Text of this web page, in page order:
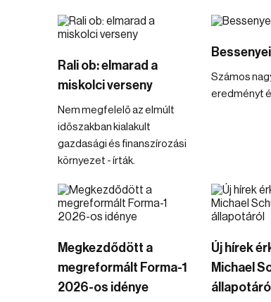
Rali ob: elmarad a
miskolci verseny
Nem megfelelő az elmúlt
időszakban kialakult
gazdasági és finanszírozási
környezet - írták.
Számos
eredményt
Megkezdődött a
megreformált Forma-1
2026-os idénye
Új hírek
Michael
állapotáról